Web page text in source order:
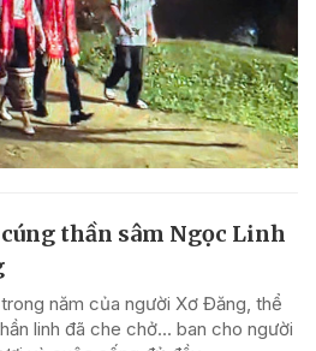
thần sâm Ngọc Linh
năm của người Xơ Đăng, thể
linh đã che chở... ban cho người